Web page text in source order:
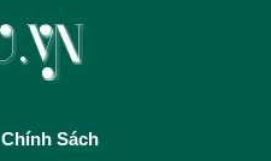
Chính Sách